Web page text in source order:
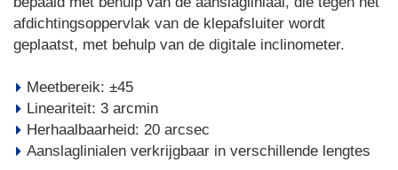
afdichtingsoppervlak van de klepafsluiter wordt
geplaatst, met behulp van de digitale inclinometer.
Meetbereik: ±45
Lineariteit: 3 arcmin
Herhaalbaarheid: 20 arcsec
Aanslaglinialen verkrijgbaar in verschillende lengtes